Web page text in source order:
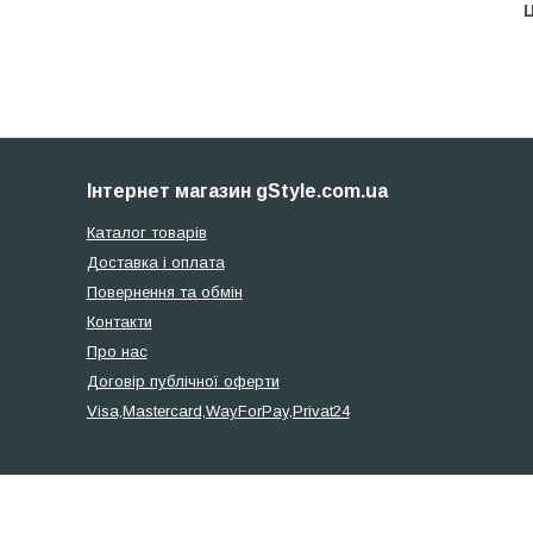
Інтернет магазин gStyle.com.ua
Каталог товарів
Доставка і оплата
Повернення та обмін
Контакти
Про нас
Договір публічної оферти
Visa,Mastercard,WayForPay,Privat24